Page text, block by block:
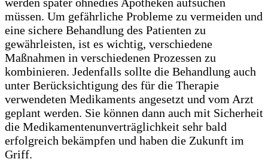
müssen. Um gefährliche Probleme zu vermeiden und
eine sichere Behandlung des Patienten zu
gewährleisten, ist es wichtig, verschiedene
Maßnahmen in verschiedenen Prozessen zu
kombinieren. Jedenfalls sollte die Behandlung auch
unter Berücksichtigung des für die Therapie
verwendeten Medikaments angesetzt und vom Arzt
geplant werden. Sie können dann auch mit Sicherheit
die Medikamentenunverträglichkeit sehr bald
erfolgreich bekämpfen und haben die Zukunft im
Griff.